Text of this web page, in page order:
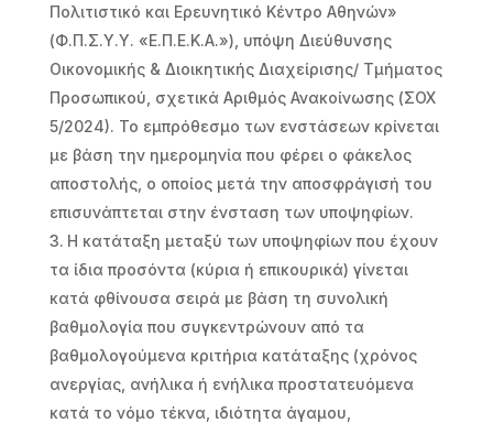
Πολιτιστικό και Ερευνητικό Κέντρο Αθηνών»
(Φ.Π.Σ.Υ.Υ. «Ε.Π.Ε.Κ.Α.»), υπόψη Διεύθυνσης
Οικονομικής & Διοικητικής Διαχείρισης/ Τμήματος
Προσωπικού, σχετικά Αριθμός Ανακοίνωσης (ΣΟΧ
5/2024). Το εμπρόθεσμο των ενστάσεων κρίνεται
με βάση την ημερομηνία που φέρει ο φάκελος
αποστολής, ο οποίος μετά την αποσφράγισή του
επισυνάπτεται στην ένσταση των υποψηφίων.
Η κατάταξη μεταξύ των υποψηφίων που έχουν
τα ίδια προσόντα (κύρια ή επικουρικά) γίνεται
κατά φθίνουσα σειρά με βάση τη συνολική
βαθμολογία που συγκεντρώνουν από τα
βαθμολογούμενα κριτήρια κατάταξης (χρόνος
ανεργίας, ανήλικα ή ενήλικα προστατευόμενα
κατά το νόμο τέκνα, ιδιότητα άγαμου,